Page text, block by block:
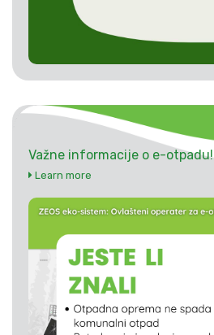
Važne informacije o e-otpadu!
Learn more